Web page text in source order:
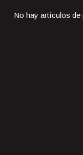
No hay artículos de